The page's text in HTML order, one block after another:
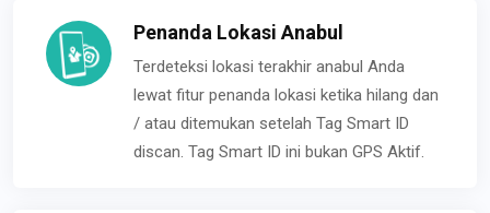
Penanda Lokasi Anabul
Terdeteksi lokasi terakhir anabul Anda
lewat fitur penanda lokasi ketika hilang dan
/ atau ditemukan setelah Tag Smart ID
discan. Tag Smart ID ini bukan GPS Aktif.